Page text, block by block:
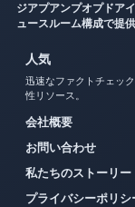
ジアプアンプオプドア
ュースルーム構成で提
人気
迅速なファクトチェッ
性リソース。
会社概要
お問い合わせ
私たちのストーリー
プライバシーポリシ